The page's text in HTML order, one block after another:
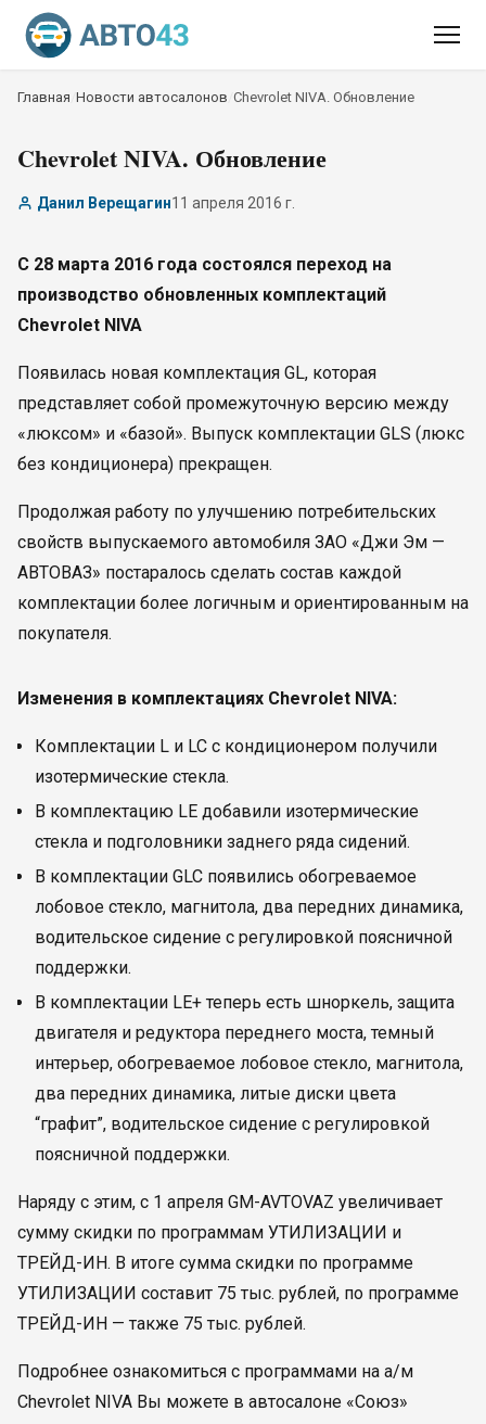
Главная Новости автосалонов Chevrolet NIVA. Обновление
Chevrolet NIVA. Обновление
Данил Верещагин11 апреля 2016 г.
С 28 марта 2016 года состоялся переход на
производство обновленных комплектаций
Chevrolet NIVA
Появилась новая комплектация GL, которая
представляет собой промежуточную версию между
«люксом» и «базой». Выпуск комплектации GLS (люкс
без кондиционера) прекращен.
Продолжая работу по улучшению потребительских
свойств выпускаемого автомобиля ЗАО «Джи Эм —
АВТОВАЗ» постаралось сделать состав каждой
комплектации более логичным и ориентированным на
покупателя.
Изменения в комплектациях Chevrolet NIVA:
Комплектации L и LC с кондиционером получили
изотермические стекла.
В комплектацию LE добавили изотермические
стекла и подголовники заднего ряда сидений.
В комплектации GLC появились обогреваемое
лобовое стекло, магнитола, два передних динамика,
водительское сидение с регулировкой поясничной
поддержки.
В комплектации LE+ теперь есть шноркель, защита
двигателя и редуктора переднего моста, темный
интерьер, обогреваемое лобовое стекло, магнитола,
два передних динамика, литые диски цвета
“графит”, водительское сидение с регулировкой
поясничной поддержки.
Наряду с этим, с 1 апреля GM-AVTOVAZ увеличивает
сумму скидки по программам УТИЛИЗАЦИИ и
ТРЕЙД-ИН. В итоге сумма скидки по программе
УТИЛИЗАЦИИ составит 75 тыс. рублей, по программе
ТРЕЙД-ИН — также 75 тыс. рублей.
Подробнее ознакомиться c программами на а/м
Chevrolet NIVA Вы можете в автосалоне «Союз»